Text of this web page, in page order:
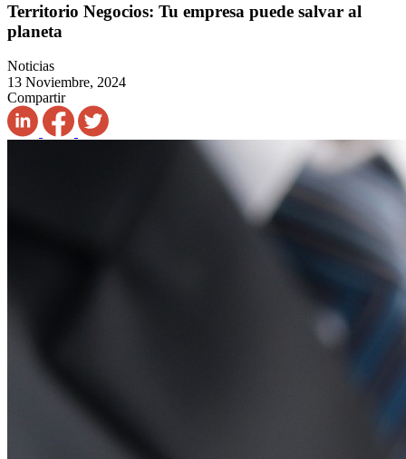
Territorio Negocios: Tu empresa puede salvar al
planeta
Noticias
13 Noviembre, 2024
Compartir